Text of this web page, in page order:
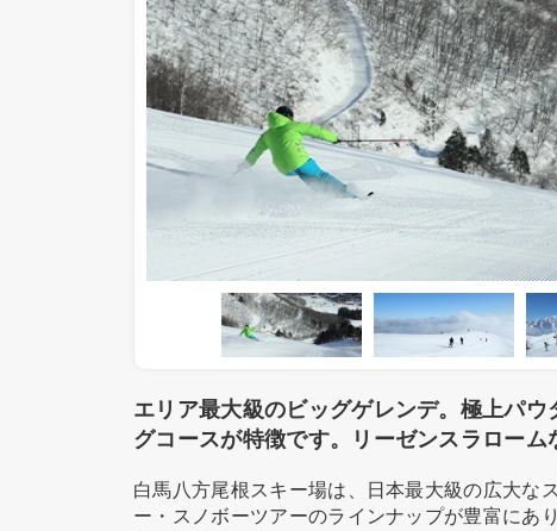
エリア最大級のビッグゲレンデ。極上パ
グコースが特徴です。リーゼンスラローム
白馬八方尾根スキー場は、日本最大級の広大な
ー・スノボーツアーのラインナップが豊富にあ